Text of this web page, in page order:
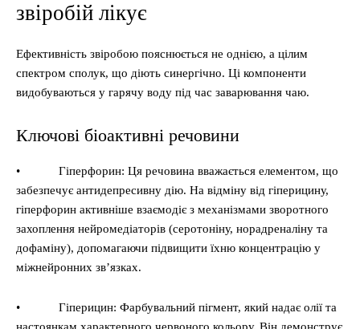
звіробій лікує
Ефективність звіробою пояснюється не однією, а цілим
спектром сполук, що діють синергічно. Ці компоненти
видобуваються у гарячу воду під час заварювання чаю.
Ключові біоактивні речовини
• Гіперфорин: Ця речовина вважається елементом, що
забезпечує антидепресивну дію. На відміну від гіперицину,
гіперфорин активніше взаємодіє з механізмами зворотного
захоплення нейромедіаторів (серотоніну, норадреналіну та
дофаміну), допомагаючи підвищити їхню концентрацію у
міжнейронних зв’язках.
• Гіперицин: Фарбувальний пігмент, який надає олії та